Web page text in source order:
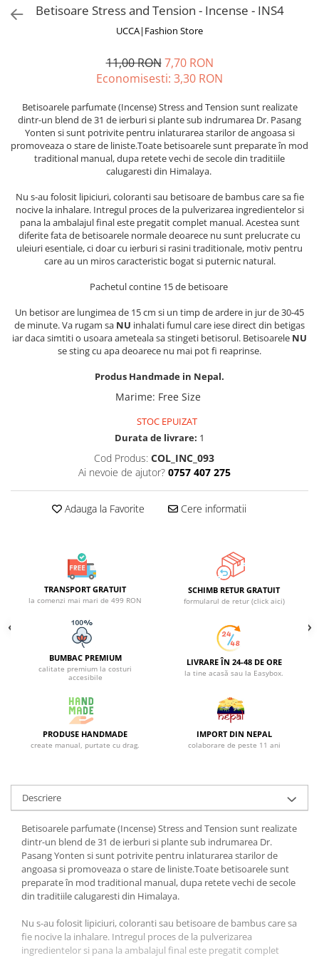
Fuste
Rucsacuri Mari cu Print
Rucsacuri Mari
Rucsacuri Mici
ACCESORII
Genți și Borsete
Bijuterii
Eșarfe
PRODUSE DE RELAXARE
Produse pentru Baie
Lumânări Parfumate
Diverse
ACCESORII DE IARNĂ
Borsete și Genți
Betisoare Stress and Tension - Incense - INS4
UCCA|Fashion Store
11,00 RON 7,70 RON
Economisesti: 3,30 RON
Betisoarele parfumate (Incense) Stress and Tension sunt realizate
dintr-un blend de 31 de ierburi si plante sub indrumarea Dr. Pasang
Yonten si sunt potrivite pentru inlaturarea starilor de angoasa si
promoveaza o stare de liniste.Toate betisoarele sunt preparate în mod
traditional manual, dupa retete vechi de secole din traditiile
calugaresti din Himalaya.
Nu s-au folosit lipiciuri, coloranti sau betisoare de bambus care sa fie
nocive la inhalare. Intregul proces de la pulverizarea ingredientelor si
pana la ambalajul final este pregatit complet manual. Acestea sunt
diferite fata de betisoarele normale deoarece nu sunt prelucrate cu
uleiuri esentiale, ci doar cu ierburi si rasini traditionale, motiv pentru
care au un miros caracteristic bogat si puternic natural.
Pachetul contine 15 de betisoare
Un betisor are lungimea de 15 cm si un timp de ardere in jur de 30-45
de minute. Va rugam sa NU inhalati fumul care iese direct din betigas
iar daca simtiti o usoara ameteala sa stingeti betisorul. Betisoarele NU
se sting cu apa deoarece nu mai pot fi reaprinse.
Produs Handmade in Nepal.
Marime: Free Size
STOC EPUIZAT
Durata de livrare: 1
Cod Produs: COL_INC_093
Ai nevoie de ajutor? 0757 407 275
Adauga la Favorite Cere informatii
TRANSPORT GRATUIT
la comenzi mai mari de 499 RON
SCHIMB RETUR GRATUIT
formularul de retur (click aici)
BUMBAC PREMIUM
calitate premium la costuri
accesibile
LIVRARE ÎN 24-48 DE ORE
la tine acasă sau la Easybox.
PRODUSE HANDMADE
create manual, purtate cu drag.
IMPORT DIN NEPAL
colaborare de peste 11 ani
Descriere
Betisoarele parfumate (Incense) Stress and Tension sunt realizate
dintr-un blend de 31 de ierburi si plante sub indrumarea Dr.
Pasang Yonten si sunt potrivite pentru inlaturarea starilor de
angoasa si promoveaza o stare de liniste.Toate betisoarele sunt
preparate în mod traditional manual, dupa retete vechi de secole
din traditiile calugaresti din Himalaya.
Nu s-au folosit lipiciuri, coloranti sau betisoare de bambus care sa
fie nocive la inhalare. Intregul proces de la pulverizarea
ingredientelor si pana la ambalajul final este pregatit complet